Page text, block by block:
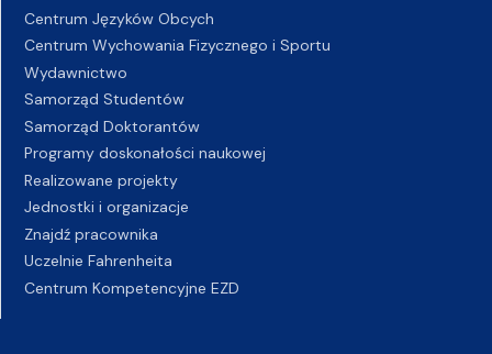
Centrum Języków Obcych
Centrum Wychowania Fizycznego i Sportu
Wydawnictwo
Samorząd Studentów
Samorząd Doktorantów
Programy doskonałości naukowej
Realizowane projekty
Jednostki i organizacje
Znajdź pracownika
Uczelnie Fahrenheita
Centrum Kompetencyjne EZD